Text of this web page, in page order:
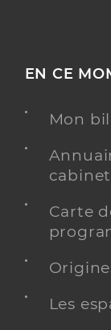
EN CE
Mon
Carte
Les